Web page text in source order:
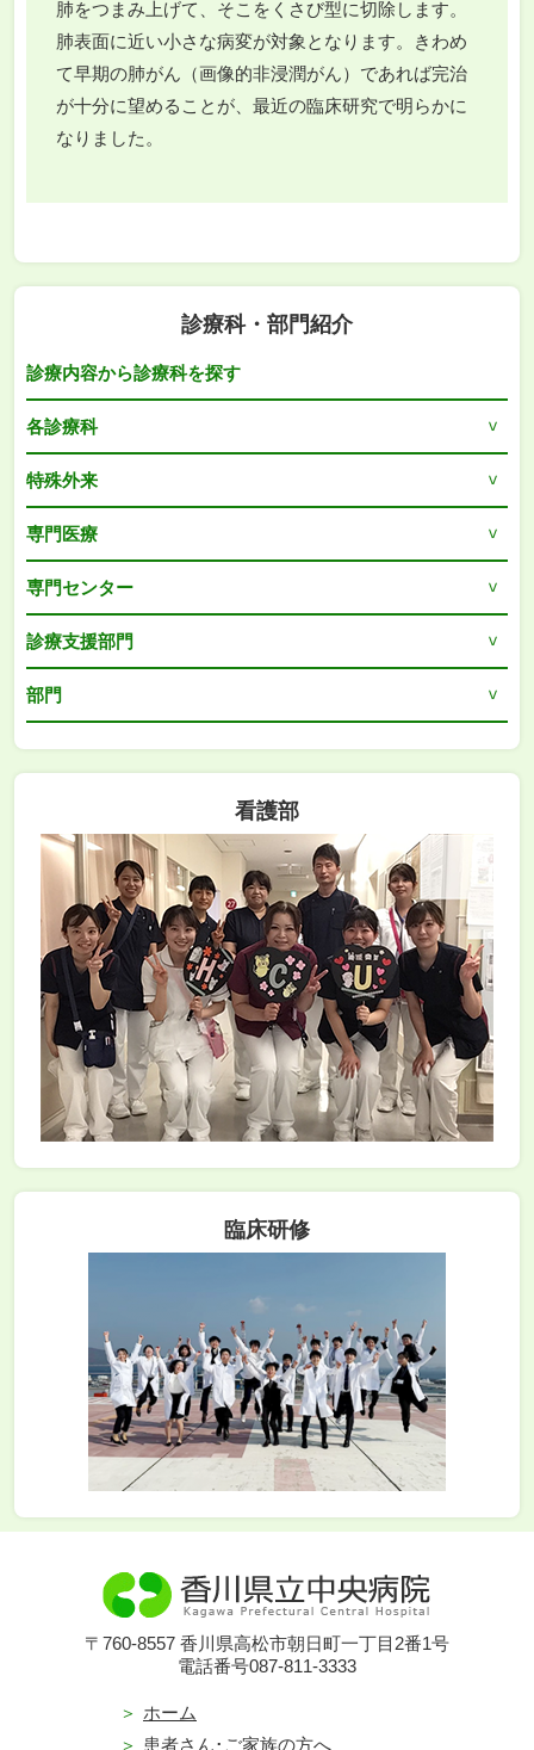
肺をつまみ上げて、そこをくさび型に切除します。
肺表面に近い小さな病変が対象となります。きわめ
て早期の肺がん（画像的非浸潤がん）であれば完治
が十分に望めることが、最近の臨床研究で明らかに
なりました。
診療科・部門紹介
診療内容から診療科を探す
各診療科
特殊外来
専門医療
専門センター
診療支援部門
部門
看護部
臨床研修
〒760-8557 香川県高松市朝日町一丁目2番1号
電話番号087-811-3333
ホーム
患者さん･ご家族の方へ